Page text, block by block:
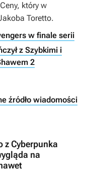
który w
Toretto.
w finale serii
z Szybkimi i
2
źródło wiadomości
z Cyberpunka
na